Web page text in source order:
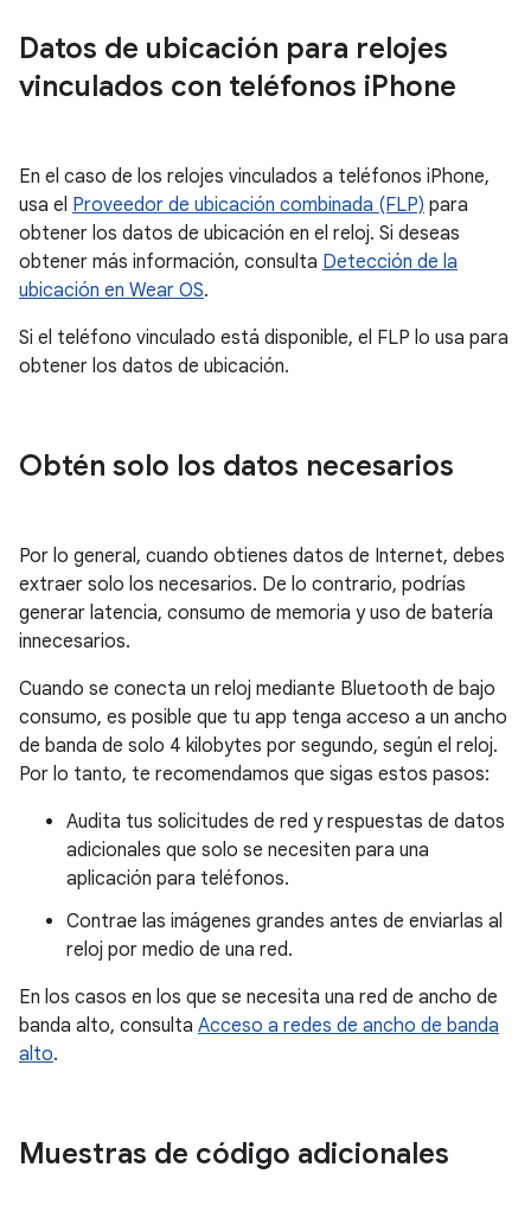
Datos de ubicación para relojes
vinculados con teléfonos iPhone
En el caso de los relojes vinculados a teléfonos iPhone,
usa el Proveedor de ubicación combinada (FLP) para
obtener los datos de ubicación en el reloj. Si deseas
obtener más información, consulta Detección de la
ubicación en Wear OS.
Si el teléfono vinculado está disponible, el FLP lo usa para
obtener los datos de ubicación.
Obtén solo los datos necesarios
Por lo general, cuando obtienes datos de Internet, debes
extraer solo los necesarios. De lo contrario, podrías
generar latencia, consumo de memoria y uso de batería
innecesarios.
Cuando se conecta un reloj mediante Bluetooth de bajo
consumo, es posible que tu app tenga acceso a un ancho
de banda de solo 4 kilobytes por segundo, según el reloj.
Por lo tanto, te recomendamos que sigas estos pasos:
Audita tus solicitudes de red y respuestas de datos
adicionales que solo se necesiten para una
aplicación para teléfonos.
Contrae las imágenes grandes antes de enviarlas al
reloj por medio de una red.
En los casos en los que se necesita una red de ancho de
banda alto, consulta Acceso a redes de ancho de banda
alto.
Muestras de código adicionales